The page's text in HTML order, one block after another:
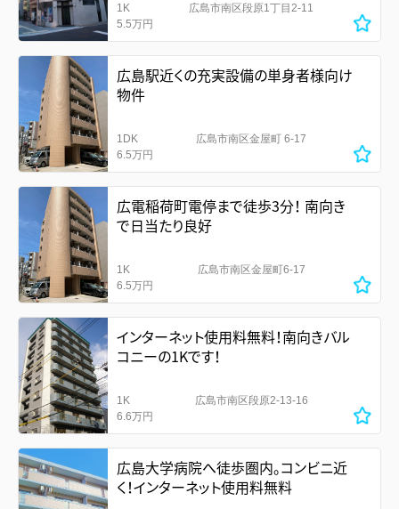
1K
5.5万円
広島市南区段原1丁目2-11
広島駅近くの充実設備の単身者様向け
物件
1DK
6.5万円
広島市南区金屋町 6-17
広電稲荷町電停まで徒歩3分！ 南向き
で日当たり良好
1K
6.5万円
広島市南区金屋町6-17
インターネット使用料無料！南向きバル
コニーの1Kです！
1K
6.6万円
広島市南区段原2-13-16
広島大学病院へ徒歩圏内。コンビニ近
く！インターネット使用料無料